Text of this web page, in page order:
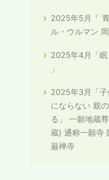
2025年5月「
ル・ウルマン
2025年4月「眠
」
2025年3月「子
にならない 親
る」 一願地蔵
蔵) 通称一願寺
巌禅寺